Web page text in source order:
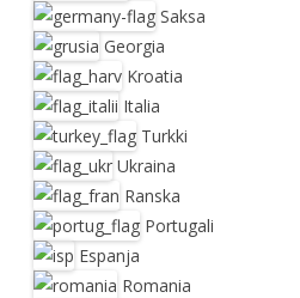
Saksa
Georgia
Kroatia
Italia
Turkki
Ukraina
Ranska
Portugali
Espanja
Romania